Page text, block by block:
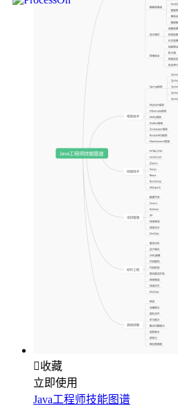
收藏
立即使用
Java工程师技能图谱